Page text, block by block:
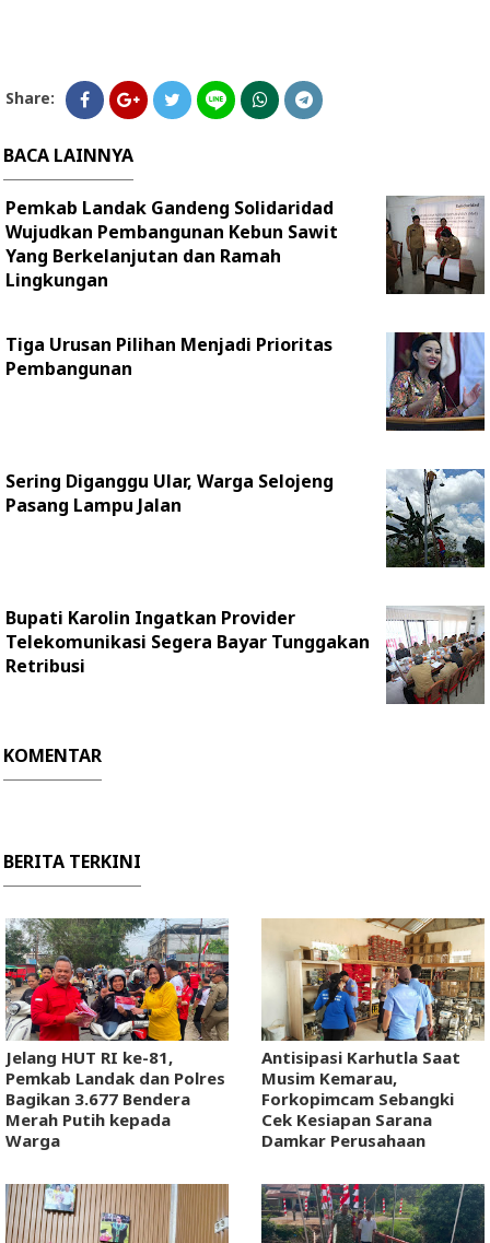
Share:
BACA LAINNYA
Pemkab Landak Gandeng Solidaridad
Wujudkan Pembangunan Kebun Sawit
Yang Berkelanjutan dan Ramah
Lingkungan
Tiga Urusan Pilihan Menjadi Prioritas
Pembangunan
Sering Diganggu Ular, Warga Selojeng
Pasang Lampu Jalan
Bupati Karolin Ingatkan Provider
Telekomunikasi Segera Bayar Tunggakan
Retribusi
KOMENTAR
BERITA TERKINI
Jelang HUT RI ke-81,
Pemkab Landak dan Polres
Bagikan 3.677 Bendera
Merah Putih kepada
Warga
Antisipasi Karhutla Saat
Musim Kemarau,
Forkopimcam Sebangki
Cek Kesiapan Sarana
Damkar Perusahaan